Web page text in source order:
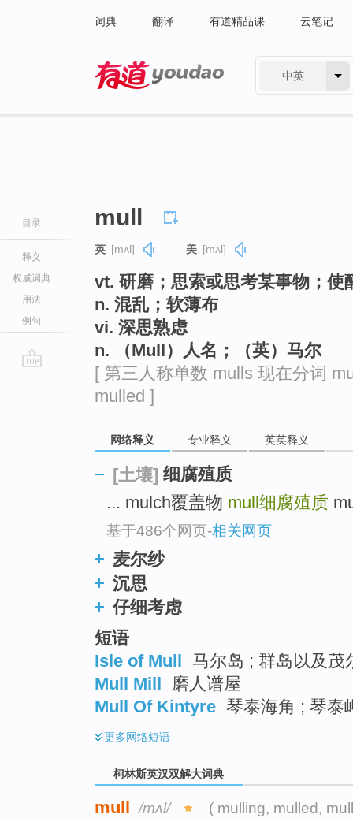
词典 翻译 有道精品课 云笔记
中英
目录
释义
权威词典
用法
例句
mull
英 [mʌl] 美 [mʌl]
vt. 研磨；思索或思考某事物；使
n. 混乱；软薄布
vi. 深思熟虑
n. （Mull）人名；（英）马尔
[ 第三人称单数 mulls 现在分词
mulled ]
网络释义 专业释义 英英释义
[土壤] 细腐殖质
... mulch覆盖物 mull 细腐殖质
基于486个网页-相关网页
麦尔纱
沉思
仔细考虑
短语
Isle of Mull 马尔岛 ; 群岛以及茂
Mull Mill
磨人谱屋
Mull Of Kintyre 琴泰海角 ; 琴泰
更多网络短语
柯林斯英汉双解大词典
mull /mʌl/ ( mulling, mulled,